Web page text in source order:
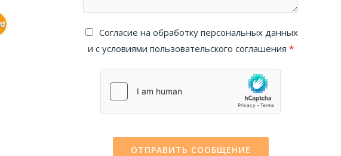
Cогласие на обработку персональных данных
и с условиями пользовательского соглашения *
ОТПРАВИТЬ СООБЩЕНИЕ